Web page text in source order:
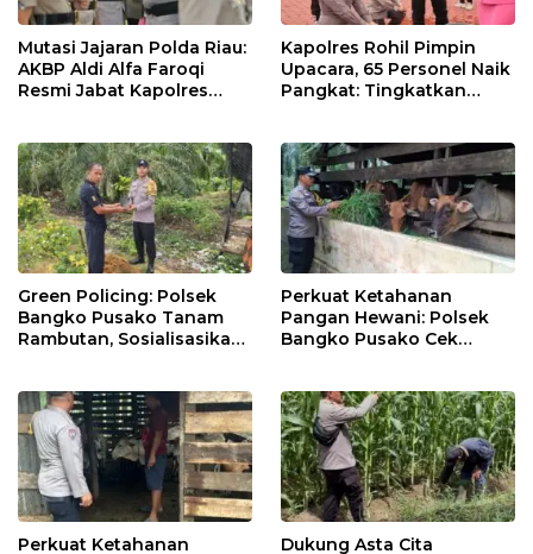
Mutasi Jajaran Polda Riau:
AKBP Aldi Alfa Faroqi
Resmi Jabat Kapolres
Kapolres Rohil Pimpin
Upacara, 65 Personel Naik
Pangkat: Tingkatkan
Green Policing: Polsek
Bangko Pusako Tanam
Rambutan, Sosialisasikan
Perkuat Ketahanan
Pangan Hewani: Polsek
Bangko Pusako Cek
Perkuat Ketahanan
Dukung Asta Cita